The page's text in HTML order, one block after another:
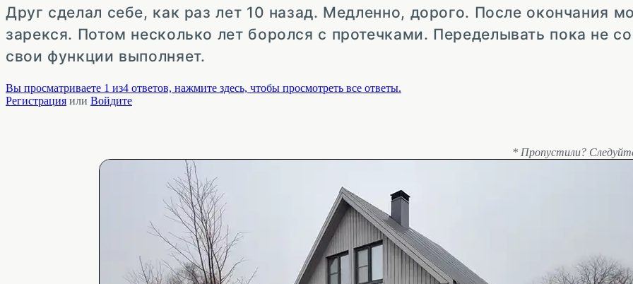
Друг сделал себе, как раз лет 10 назад. Медленно, дорого. После окончания
зарекся. Потом несколько лет боролся с протечками. Переделывать пока не
свои функции выполняет.
Вы просматриваете 1 из4 ответов, нажмите здесь, чтобы просмотреть все ответы.
Регистрация или Войдите
* Пропустили?